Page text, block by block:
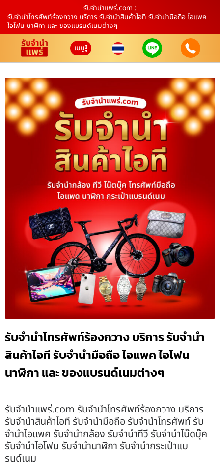
รับจํานําแพร่.com :
รับจำนำโทรศัพท์ร้องกวาง บริการ รับจำนำสินค้าไอที รับจำนำมือถือ ไอแพค
ไอโฟน นาฬิกา และ ของแบรนด์เนมต่างๆ
เมนู
รับจำนำโทรศัพท์ร้องกวาง บริการ รับจำนำ
สินค้าไอที รับจำนำมือถือ ไอแพค ไอโฟน
นาฬิกา และ ของแบรนด์เนมต่างๆ
รับจํานําแพร่.com รับจำนำโทรศัพท์ร้องกวาง บริการ
รับจำนำสินค้าไอที รับจำนำมือถือ รับจำนำโทรศัพท์ รับ
จำนำไอแพค รับจำนำกล้อง รับจำนำทีวี รับจำนำโน๊ดบุ๊ค
รับจำนำไอโฟน รับจำนำนาฬิกา รับจำนำกระเป๋าแบ
รนด์เนม